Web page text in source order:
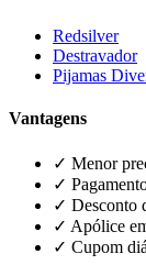
Redsilver
Destravador
Pijamas
Vantagens
✓ Menor
✓
✓ Desconto
✓ Apólice
✓ Cupom